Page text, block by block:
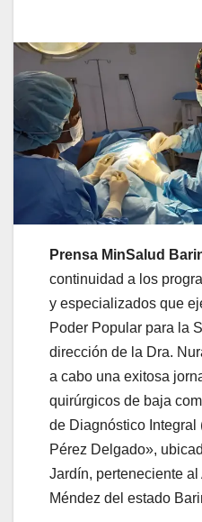
​Prensa MinSalud
continuidad a los
y especializados que
Poder Popular para la
dirección de la Dra.
a cabo una exitosa
quirúrgicos de baja
de Diagnóstico Integral
Pérez Delgado»,
Jardín, perteneciente
Méndez del estado